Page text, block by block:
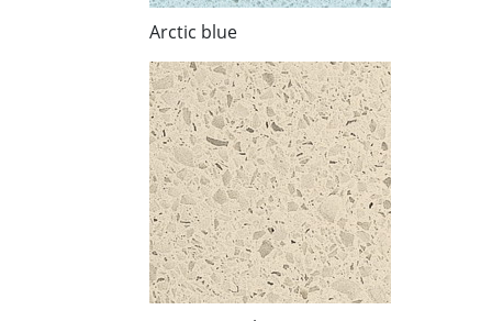
Arctic blue